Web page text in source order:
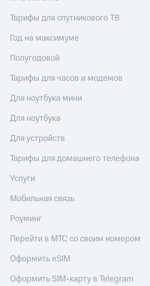
Тарифы для спутникового ТВ
Год на максимуме
Полугодовой
Тарифы для часов и модемов
Для ноутбука мини
Для ноутбука
Для устройств
Тарифы для домашнего телефона
Услуги
Мобильная связь
Роуминг
Перейти в МТС со своим номером
Оформить eSIM
Оформить SIM-карту в Telegram